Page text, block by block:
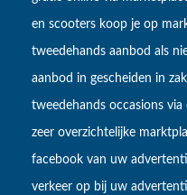
en scooters koop je op
tweedehands aanbod als
aanbod in gescheiden in
tweedehands occasions via
zeer overzichtelijke
facebook van uw
verkeer op bij uw